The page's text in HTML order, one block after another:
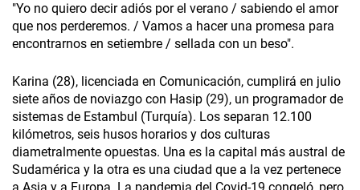
"Yo no quiero decir adiós por el verano / sabiendo el amor
que nos perderemos. / Vamos a hacer una promesa para
encontrarnos en setiembre / sellada con un beso".
Karina (28), licenciada en Comunicación, cumplirá en julio
siete años de noviazgo con Hasip (29), un programador de
sistemas de Estambul (Turquía). Los separan 12.100
kilómetros, seis husos horarios y dos culturas
diametralmente opuestas. Una es la capital más austral de
Sudamérica y la otra es una ciudad que a la vez pertenece